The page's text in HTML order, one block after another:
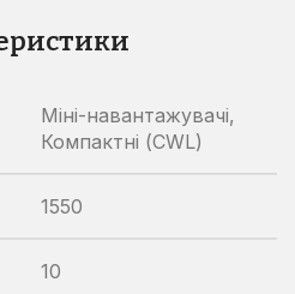
Міні-навантажувачі,
Компактні (CWL)
1550
10